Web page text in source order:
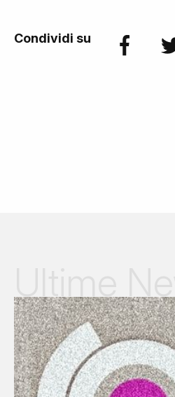
Condividi su